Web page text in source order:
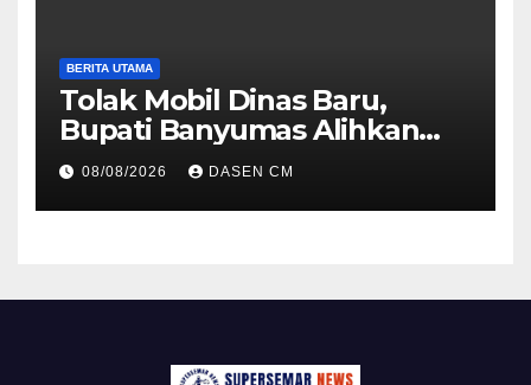
BERITA UTAMA
Tolak Mobil Dinas Baru,
Bupati Banyumas Alihkan
Anggaran Rp 1,7 Miliar untuk
90 Motor Listrik
08/08/2026 DASEN CM